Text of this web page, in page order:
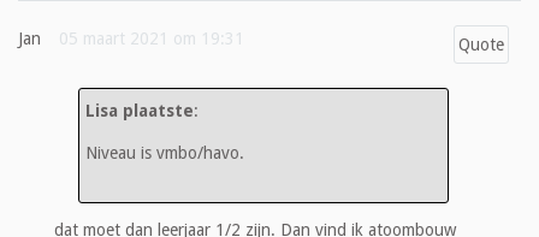
Jan 05 maart 2021 om 19:31 Quote
Lisa plaatste:
Niveau is vmbo/havo.
dat moet dan leerjaar 1/2 zijn. Dan vind ik atoombouw